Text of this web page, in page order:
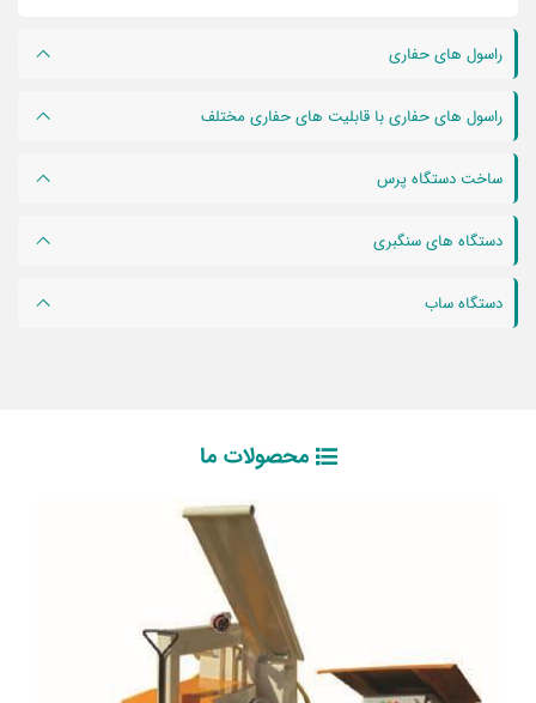
راسول های حفاری
راسول های حفاری با قابلیت های حفاری مختلف
ساخت دستگاه پرس
دستگاه های سنگبری
دستگاه ساب
محصولات ما